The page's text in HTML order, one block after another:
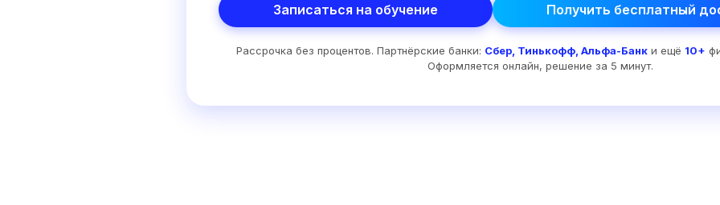
Записаться на обучение Получить бесплатный
Рассрочка без процентов. Партнёрские банки: Сбер, Тинькофф, Альфа-Банки ещё 10+
Оформляется онлайн, решение за 5 минут.